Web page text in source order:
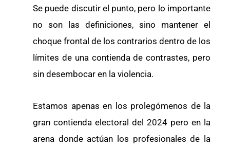
Se puede discutir el punto, pero lo importante
no son las definiciones, sino mantener el
choque frontal de los contrarios dentro de los
límites de una contienda de contrastes, pero
sin desembocar en la violencia.
Estamos apenas en los prolegómenos de la
gran contienda electoral del 2024 pero en la
arena donde actúan los profesionales de la